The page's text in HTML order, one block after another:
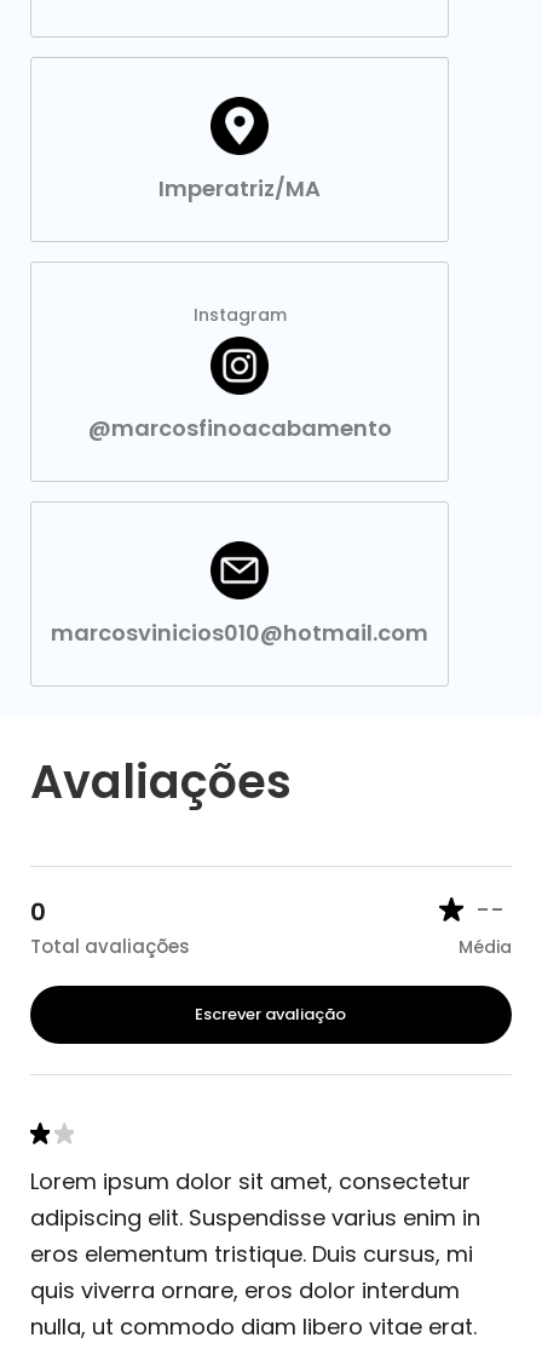
Imperatriz/MA
Instagram
@marcosfinoacabamento
marcosvinicios010@hotmail.com
Avaliações
0
Total avaliações
--
Média
Escrever avaliação
Lorem ipsum dolor sit amet, consectetur
adipiscing elit. Suspendisse varius enim in
eros elementum tristique. Duis cursus, mi
quis viverra ornare, eros dolor interdum
nulla, ut commodo diam libero vitae erat.